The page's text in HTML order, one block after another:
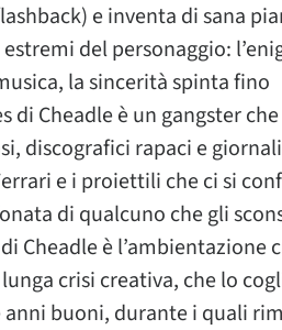
e inventa di sana
del personaggio:
la sincerità spinta fino
Cheadle è un gangster
discografici rapaci e
e i proiettili che ci si
di qualcuno che gli
Cheadle è l’ambientazione
crisi creativa, che lo
buoni, durante i quali